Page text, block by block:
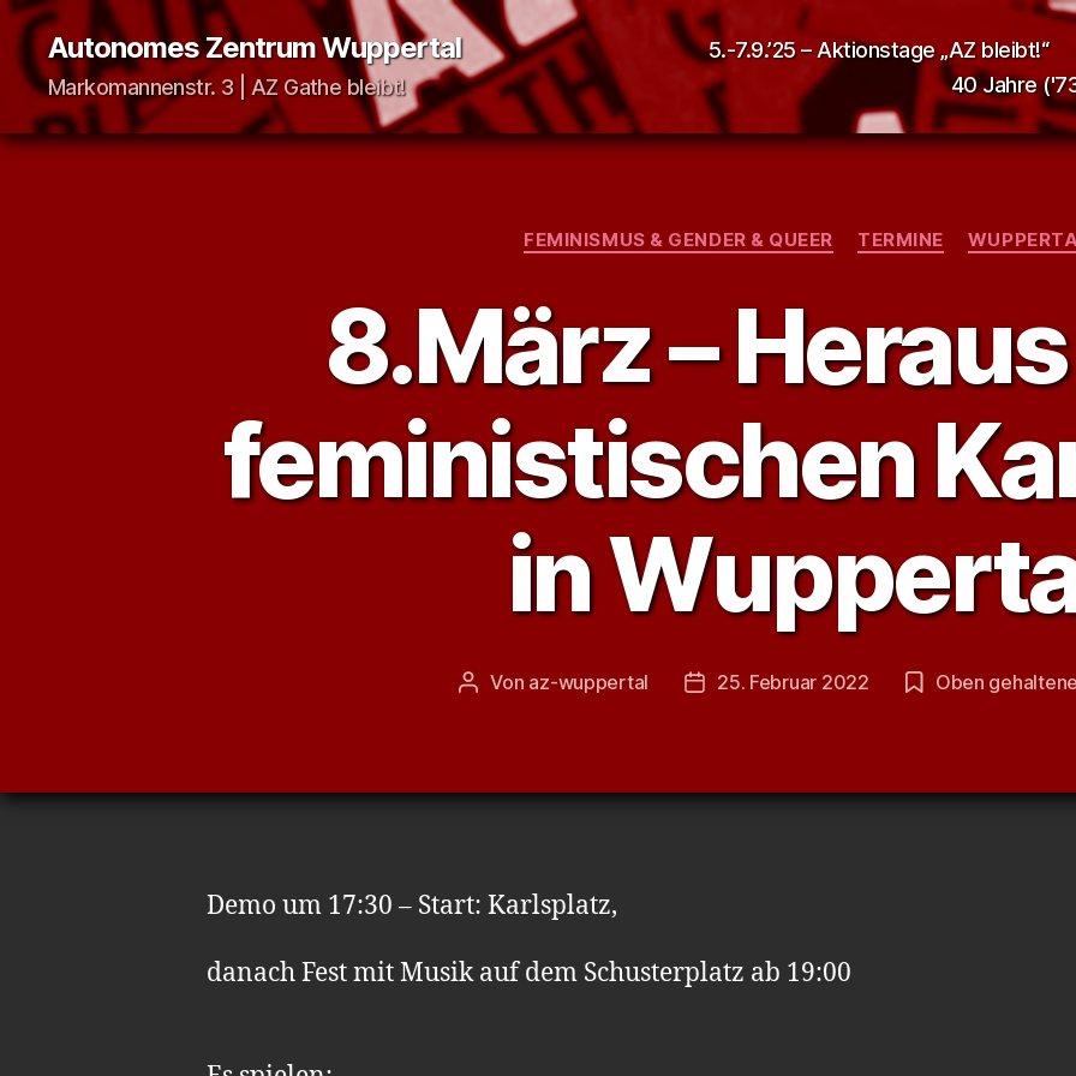
Autonomes Zentrum Wuppertal
Markomannenstr. 3 | AZ Gathe bleibt!
5.-7.9.’25 – Aktionstage „AZ bleibt!“
40 Jahre
Kategorien
FEMINISMUS & GENDER & QUEER TERMINE
8.März –
feministischen
in
Beitragsautor
Von az-wuppertal Veröffentlichungsdatum
25. Februar 2022 Oben
Demo um 17:30 – Start: Karlsplatz,
danach Fest mit Musik auf dem Schusterplatz ab 19:00